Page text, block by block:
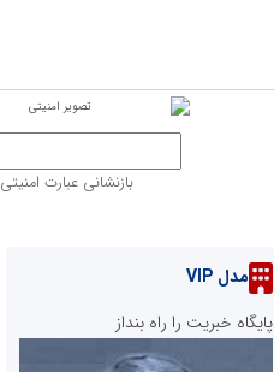
بازنشانی عبارت امنیتی
مدل VIP
پایگاه خبریت را راه بنداز